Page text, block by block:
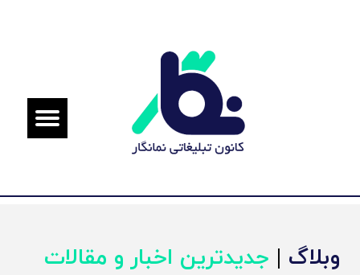
وبلاگ | جدیدترین اخبار و مقالات